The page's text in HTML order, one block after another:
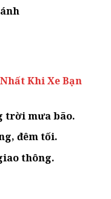
Khi Xe Bạn
trời mưa bão.
đêm tối.
thông.